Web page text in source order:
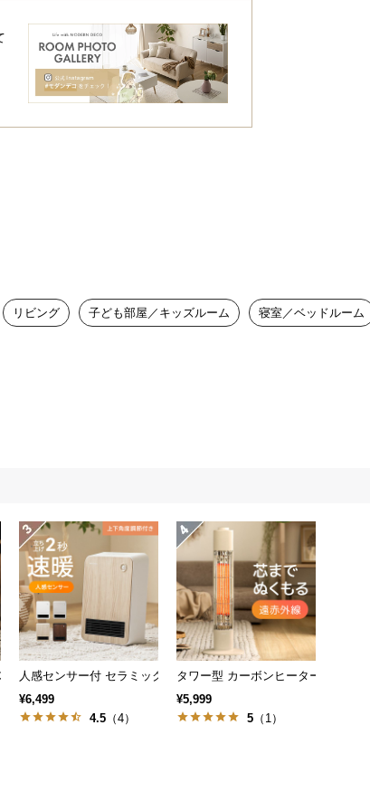
ーが提案する
ムデザイン。
に
ちろん、温風のみ加湿のみの使
リビング 子ども部屋／キッズルーム 寝室／ベッドルーム
ュモデル
ァンヒーター
人感センサー付 セラミックファンヒーター 上下角度調節
¥6,499
4.5 （4）
タワー型 カーボンヒーター
¥5,999
5 （1）